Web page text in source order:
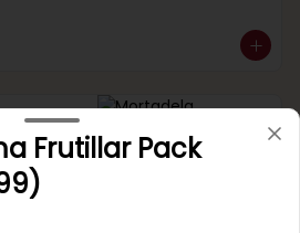
Frutillar Pack